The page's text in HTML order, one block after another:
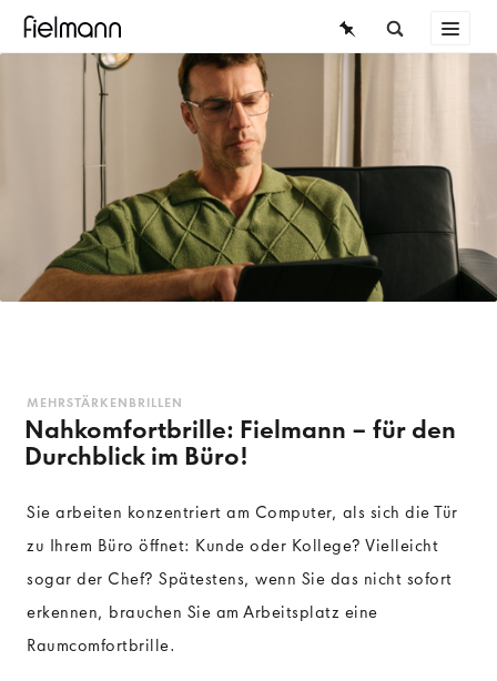
BRILLEN
SONNENBRILLEN
KONTAKTLINSEN
WISSEN
SERVICE
MEHRSTÄRKENBRILLEN
Nahkomfortbrille: Fielmann – für den
Durchblick im Büro!
Sie arbeiten konzentriert am Computer, als sich die Tür
zu Ihrem Büro öffnet: Kunde oder Kollege? Vielleicht
sogar der Chef? Spätestens, wenn Sie das nicht sofort
erkennen, brauchen Sie am Arbeitsplatz eine
Raumcomfortbrille.